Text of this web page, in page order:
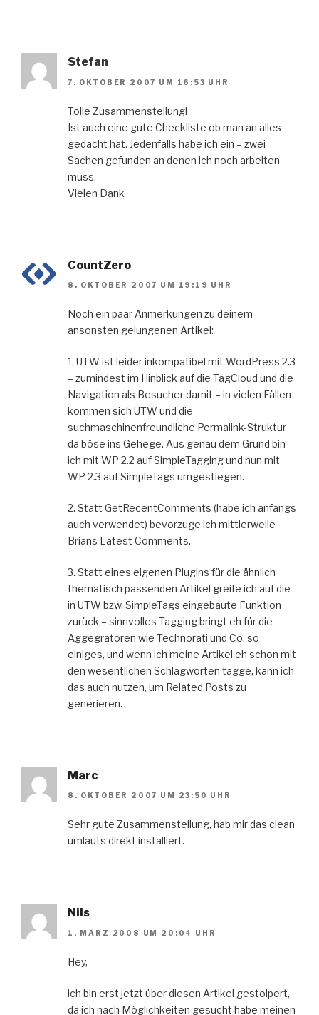
Stefan
7. OKTOBER 2007 UM 16:53 UHR
Tolle Zusammenstellung!
Ist auch eine gute Checkliste ob man an alles
gedacht hat. Jedenfalls habe ich ein – zwei
Sachen gefunden an denen ich noch arbeiten
muss.
Vielen Dank
CountZero
8. OKTOBER 2007 UM 19:19 UHR
Noch ein paar Anmerkungen zu deinem
ansonsten gelungenen Artikel:
1. UTW ist leider inkompatibel mit WordPress 2.3
– zumindest im Hinblick auf die TagCloud und die
Navigation als Besucher damit – in vielen Fällen
kommen sich UTW und die
suchmaschinenfreundliche Permalink-Struktur
da böse ins Gehege. Aus genau dem Grund bin
ich mit WP 2.2 auf SimpleTagging und nun mit
WP 2.3 auf SimpleTags umgestiegen.
2. Statt GetRecentComments (habe ich anfangs
auch verwendet) bevorzuge ich mittlerweile
Brians Latest Comments.
3. Statt eines eigenen Plugins für die ähnlich
thematisch passenden Artikel greife ich auf die
in UTW bzw. SimpleTags eingebaute Funktion
zurück – sinnvolles Tagging bringt eh für die
Aggegratoren wie Technorati und Co. so
einiges, und wenn ich meine Artikel eh schon mit
den wesentlichen Schlagworten tagge, kann ich
das auch nutzen, um Related Posts zu
generieren.
Marc
8. OKTOBER 2007 UM 23:50 UHR
Sehr gute Zusammenstellung, hab mir das clean
umlauts direkt installiert.
Nils
1. MÄRZ 2008 UM 20:04 UHR
Hey,
ich bin erst jetzt über diesen Artikel gestolpert,
da ich nach Möglichkeiten gesucht habe meinen